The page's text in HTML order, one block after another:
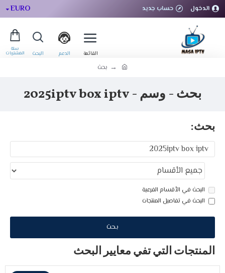
الدخول حساب جديد EURO
بحث
بحث - وسم - 2025iptv box iptv
بحث:
البحث في الأقسام الفرعية
البحث في تفاصيل المنتجات
بحث
المنتجات التي تفي معايير البحث